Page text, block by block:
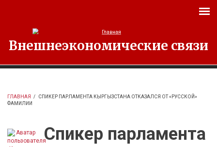
Внешнеэкономические связи
ГЛАВНАЯ /
СПИКЕР ПАРЛАМЕНТА КЫРГЫЗСТАНА ОТКАЗАЛСЯ ОТ «РУССКОЙ»
ФАМИЛИИ
Спикер парламента